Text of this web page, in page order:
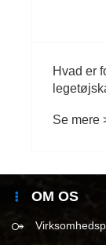
Hvad er
Se mere
OM OS